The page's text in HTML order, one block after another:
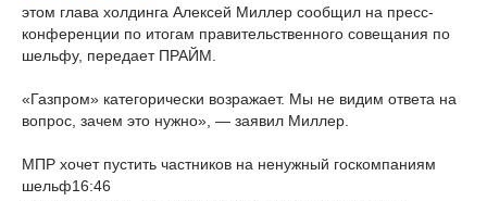
этом глава холдинга Алексей Миллер сообщил на пресс-
конференции по итогам правительственного совещания по
шельфу, передает ПРАЙМ.
«Газпром» категорически возражает. Мы не видим ответа на
вопрос, зачем это нужно», — заявил Миллер.
МПР хочет пустить частников на ненужный госкомпаниям
шельф16:46